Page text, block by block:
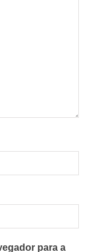
para a